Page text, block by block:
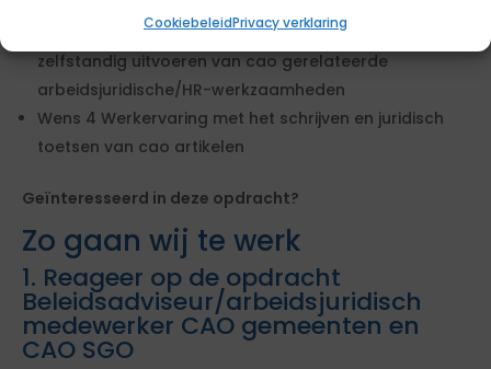
CookiebeleidPrivacy verklaring
Wens 2 Aantoonbare werkervaring met het
zelfstandig uitvoeren van cao gerelateerde
arbeidsjuridische/HR-werkzaamheden
Wens 4 Werkervaring met het schrijven en juridisch
toetsen van cao artikelen
Geïnteresseerd in deze opdracht?
Zo gaan wij te werk
1. Reageer op de opdracht
Beleidsadviseur/arbeidsjuridisch
medewerker CAO gemeenten en
CAO SGO